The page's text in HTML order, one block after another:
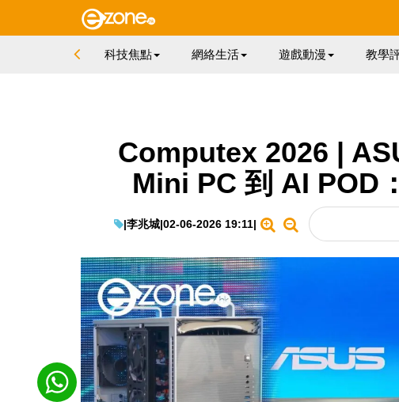
科技焦點 網絡生活 遊戲動漫 教學
Computex 2026 |
Mini PC 到 AI POD
|李兆城|02-06-2026 19:11|